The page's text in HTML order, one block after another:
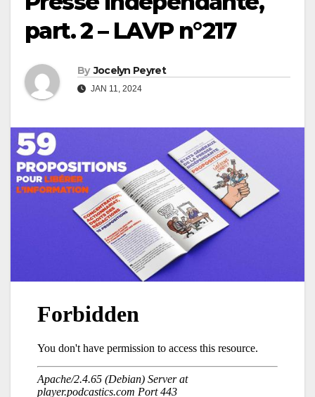
part. 2 – LAVP n°217
By Jocelyn Peyret
JAN 11, 2024